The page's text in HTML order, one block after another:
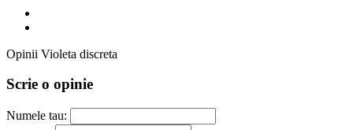
Opinii Violeta discreta
Scrie o opinie
Numele tau: